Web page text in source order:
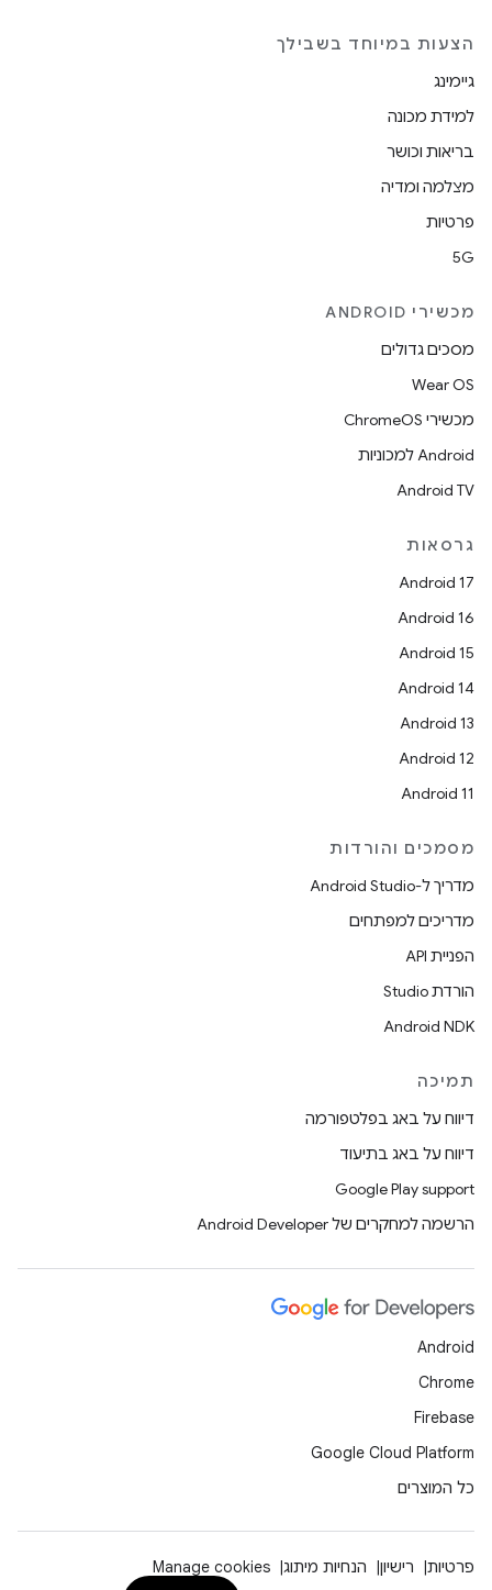
הצעות במיוחד בשבילך
גיימינג
למידת מכונה
בריאות וכושר
מצלמה ומדיה
פרטיות
5G
מכשירי ANDROID
מסכים גדולים
Wear OS
מכשירי ChromeOS
Android למכוניות
Android TV
גרסאות
Android 17
Android 16
Android 15
Android 14
Android 13
Android 12
Android 11
מסמכים והורדות
מדריך ל-Android Studio
מדריכים למפתחים
הפניית API
הורדת Studio
Android NDK
תמיכה
דיווח על באג בפלטפורמה
דיווח על באג בתיעוד
Google Play support
הרשמה למחקרים של Android Developer
Android
Chrome
Firebase
Google Cloud Platform
כל המוצרים
פרטיות רישיון הנחיות מיתוג Manage cookies